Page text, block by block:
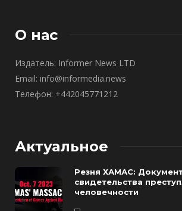
О нас
Издатель: Informer News LTD
Email: info@informedia.news
Телефон: +442045771212
Актуальное
Резня ХАМАС:
свидетельства
человечности